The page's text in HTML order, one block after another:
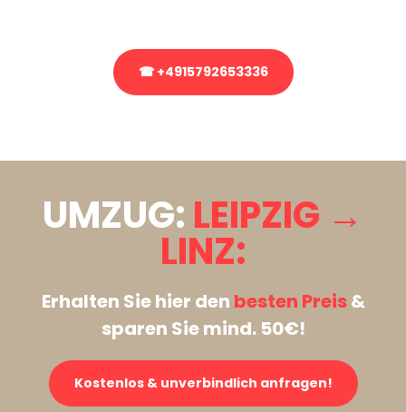
☎ +4915792653336
UMZUG: LEIPZIG →
LINZ:
Erhalten Sie hier den besten Preis&
sparen Sie mind. 50€!
Kostenlos & unverbindlich anfragen!